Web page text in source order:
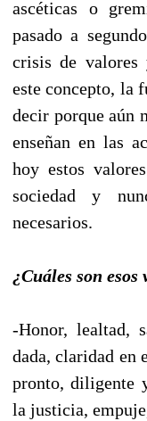
ascéticas o
pasado a
crisis de valores
este concepto, la
decir porque aún
enseñan en las
hoy estos
sociedad y
necesarios.
¿Cuáles son esos
-Honor, lealtad,
dada, claridad en
pronto, diligente
la justicia,